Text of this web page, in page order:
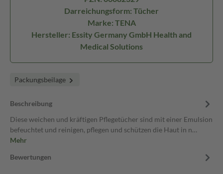
Darreichungsform: Tücher
Marke: TENA
Hersteller: Essity Germany GmbH Health and
Medical Solutions
Packungsbeilage
Beschreibung
Diese weichen und kräftigen Pflegetücher sind mit einer Emulsion
befeuchtet und reinigen, pflegen und schützen die Haut in n…
Mehr
Bewertungen